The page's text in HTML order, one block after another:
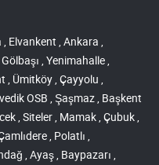
Elvankent , Ankara ,
, Yenimahalle ,
, Ümitköy , Çayyolu ,
OSB , Şaşmaz , Başkent
, Siteler , Mamak , Çubuk ,
, Polatlı ,
, Ayaş , Baypazarı ,